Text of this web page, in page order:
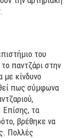
του
παντζάρι στην
με κίνδυνο
πως σύμφωνα
Επίσης, τα
βρέθηκε να
Πολλές